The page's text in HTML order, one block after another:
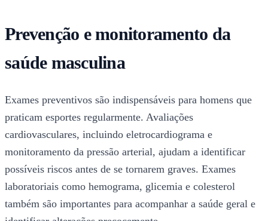
Prevenção e monitoramento da
saúde masculina
Exames preventivos são indispensáveis para homens que
praticam esportes regularmente. Avaliações
cardiovasculares, incluindo eletrocardiograma e
monitoramento da pressão arterial, ajudam a identificar
possíveis riscos antes de se tornarem graves. Exames
laboratoriais como hemograma, glicemia e colesterol
também são importantes para acompanhar a saúde geral e